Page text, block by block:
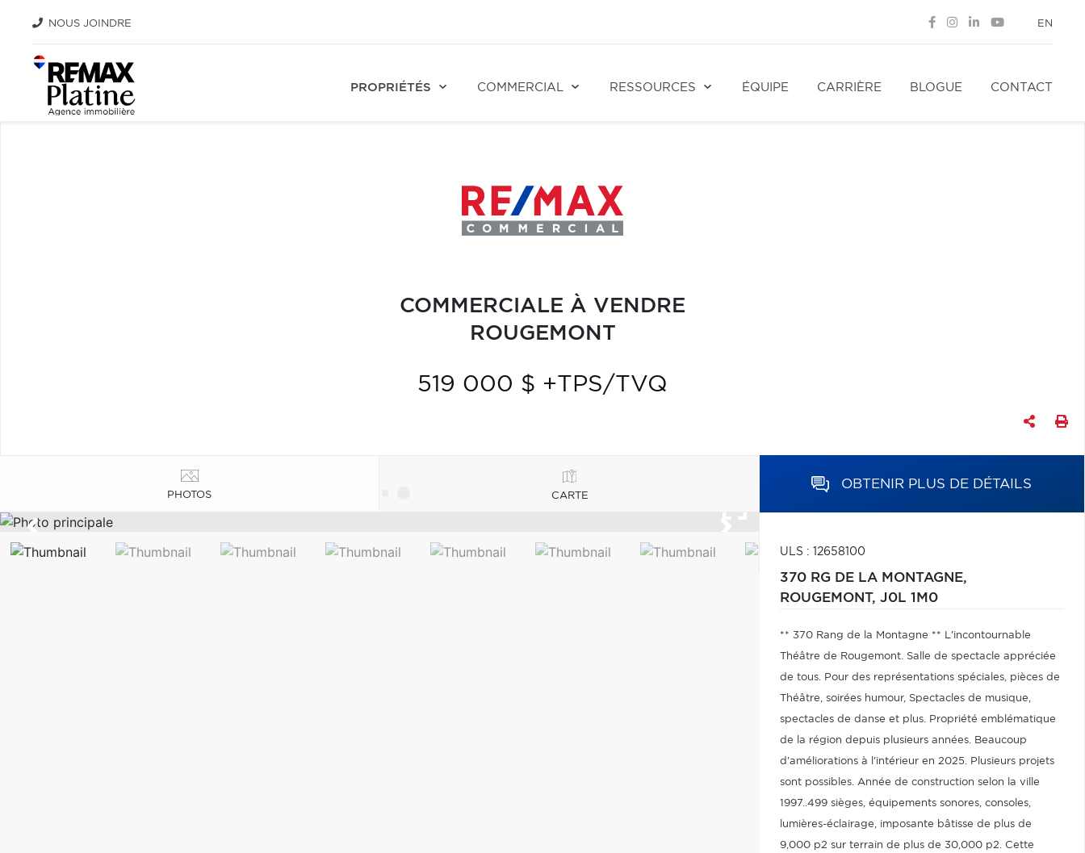
NOUS JOINDRE EN
PROPRIÉTÉS COMMERCIAL RESSOURCES ÉQUIPE CARRIÈRE BLOGUE CONTACT
COMMERCIALE À VENDRE
ROUGEMONT
519 000 $ +TPS/TVQ
PHOTOS CARTE
OBTENIR PLUS DE DÉTAILS
ULS : 12658100
370 RG DE LA MONTAGNE,
ROUGEMONT, J0L 1M0
** 370 Rang de la Montagne ** L'incontournable
Théâtre de Rougemont. Salle de spectacle appréciée
de tous. Pour des représentations spéciales, pièces de
Théâtre, soirées humour, Spectacles de musique,
spectacles de danse et plus. Propriété emblématique
de la région depuis plusieurs années. Beaucoup
d'améliorations à l'intérieur en 2025. Plusieurs projets
sont possibles. Année de construction selon la ville
1997..499 sièges, équipements sonores, consoles,
lumières-éclairage, imposante bâtisse de plus de
9,000 p2 sur terrain de plus de 30,000 p2. Cette